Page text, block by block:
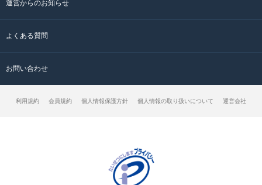
運営からのお知らせ
よくある質問
お問い合わせ
利用規約 会員規約 個人情報保護方針 個人情報の取り扱いについて 運営会社